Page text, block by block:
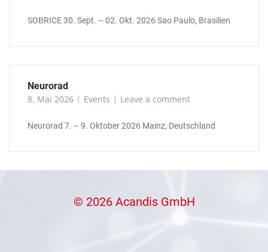
SOBRICE 30. Sept. – 02. Okt. 2026 Sao Paulo, Brasilien
Neurorad
8. Mai 2026
Events Leave a comment
Neurorad 7. – 9. Oktober 2026 Mainz, Deutschland
© 2026 Acandis GmbH